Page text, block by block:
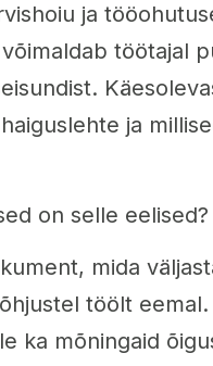
ja
töötajal
ja
on selle eelised?
mida
töölt
ka mõningaid